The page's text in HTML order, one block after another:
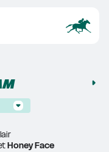
Honey Face